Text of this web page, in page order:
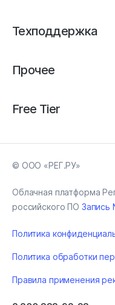
Техподдержка
Прочее
Free Tier
© ООО «РЕГ.РУ»
Облачная платформа
российского ПО Запись
Политика
Политика обработки
Правила применения